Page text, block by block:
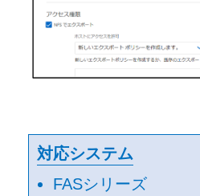
対応システム
FASシリーズ